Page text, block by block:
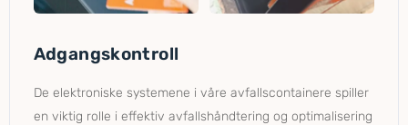
Adgangskontroll
De elektroniske systemene i våre avfallscontainere spiller
en viktig rolle i effektiv avfallshåndtering og optimalisering